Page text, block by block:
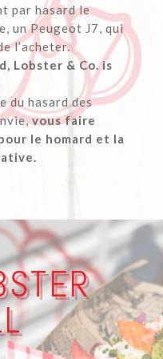
par hasard le
un Peugeot J7, qui
l’acheter.
Lobster & Co. is
du hasard des
vous faire
le homard et la